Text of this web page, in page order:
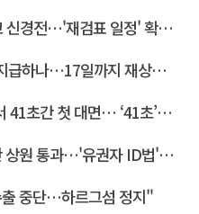
검표 일정' 확정도 아직<연합뉴스>
일까지 재상고 안하면 확정
대면… ‘41초’가 던진 운명적 화두
통과…'유권자 ID법'은 좌절
중단…하르그섬 정지"